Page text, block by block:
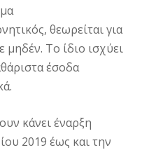
θεωρείται για
Το ίδιο ισχύει
έσοδα
κάνει έναρξη
2019 έως και την